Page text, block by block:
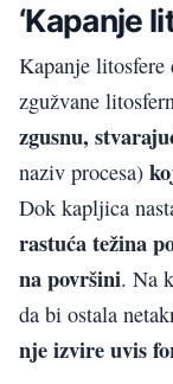
‘Kapanje
Kapanje litosfere
zgužvane
zgusnu,
naziv procesa)
Dok kapljica
rastuća težina
na površini. Na
da bi ostala
nje izvire uvis